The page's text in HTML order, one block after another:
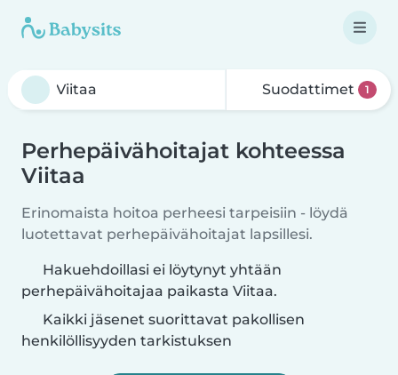
Suodattimet 1
Perhepäivähoitajat kohteessa
Viitaa
Erinomaista hoitoa perheesi tarpeisiin - löydä
luotettavat perhepäivähoitajat lapsillesi.
Hakuehdoillasi ei löytynyt yhtään
perhepäivähoitajaa paikasta Viitaa.
Kaikki jäsenet suorittavat pakollisen
henkilöllisyyden tarkistuksen